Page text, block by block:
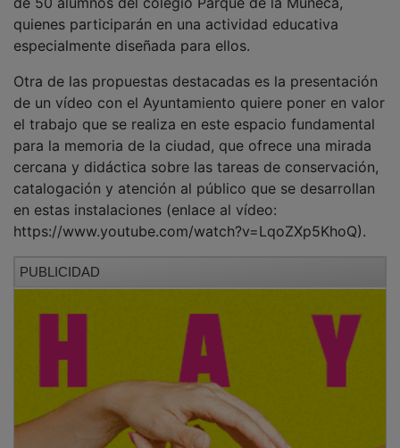
quienes participarán en una actividad educativa
especialmente diseñada para ellos.
de un vídeo con el Ayuntamiento quiere poner en valor
el trabajo que se realiza en este espacio fundamental
para la memoria de la ciudad, que ofrece una mirada
cercana y didáctica sobre las tareas de conservación,
catalogación y atención al público que se desarrollan
en estas instalaciones (enlace al vídeo:
https://www.youtube.com/watch?v=LqoZXp5KhoQ).